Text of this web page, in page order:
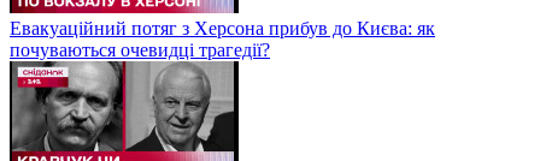
Евакуаційний потяг з Херсона прибув до Києва: як
почуваються очевидці трагедії?